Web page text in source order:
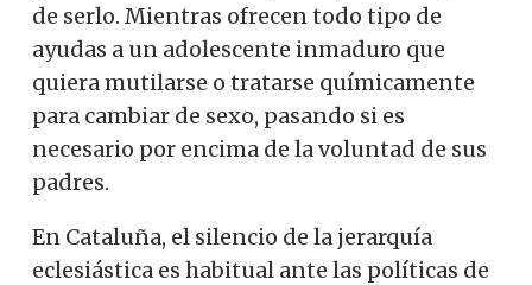
de serlo. Mientras ofrecen todo tipo de
ayudas a un adolescente inmaduro que
quiera mutilarse o tratarse químicamente
para cambiar de sexo, pasando si es
necesario por encima de la voluntad de sus
padres.
En Cataluña, el silencio de la jerarquía
eclesiástica es habitual ante las políticas de